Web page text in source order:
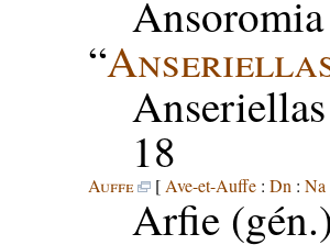
Ansoromia
“
Anseriellas
18
Auffe [ Ave-et-Auffe: Dn : Na
Arfie